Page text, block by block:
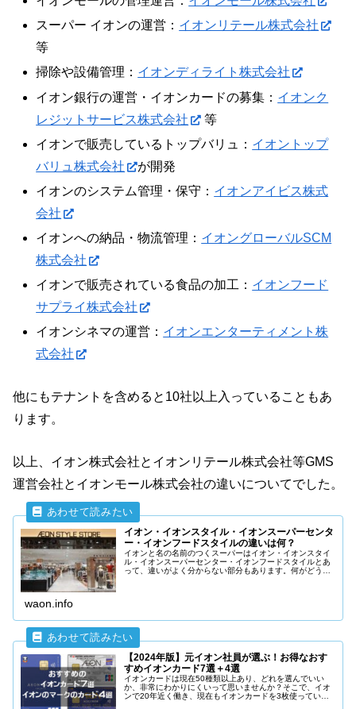
スーパー イオンの運営： イオンリテール株式会社
等
掃除や設備管理： イオンディライト株式会社
イオン銀行の運営・イオンカードの募集： イオンク
レジットサービス株式会社
等
イオンで販売しているトップバリュ： イオントップ
バリュ株式会社
が開発
イオンのシステム管理・保守： イオンアイビス株式
会社
イオンへの納品・物流管理： イオングローバルSCM
株式会社
イオンで販売されている食品の加工： イオンフード
サプライ株式会社
イオンシネマの運営： イオンエンターティメント株
式会社
他にもテナントを含めると10社以上入っていることもあ
ります。
以上、イオン株式会社とイオンリテール株式会社等GMS
運営会社とイオンモール株式会社の違いについてでした。
イオン・イオンスタイル・イオンスーパーセンタ
ー・イオンフードスタイルの違いは何？
イオンと名の名前のつくスーパーはイオン・イオンスタイ
ル・イオンスーパーセンター・イオンフードスタイルとあ
って、違いがよく分からない部分もあります。何がどう違
waon.info
【2024年版】元イオン社員が選ぶ！お得なおす
すめイオンカード7選＋4選
イオンカードは現在50種類以上あり、どれを選んでいい
か、非常にわかりにくいって思いませんか？そこで、イオ
ンで20年近く働き、現在もイオンカードを3枚使っている